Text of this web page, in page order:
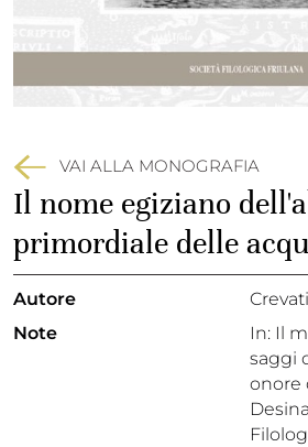
VAI ALLA MONOGRAFIA
Il nome egiziano
primordiale delle
Autore
Note
In: Il
saggi
onore